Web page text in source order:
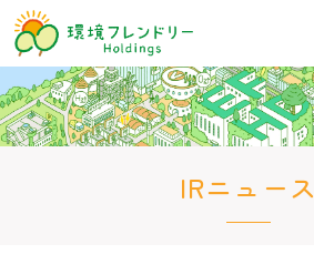
IRニュース